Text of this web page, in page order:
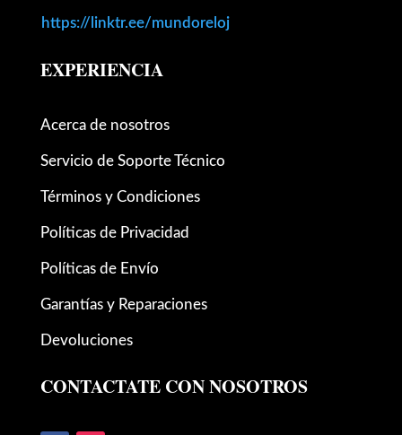
https://linktr.ee/mundoreloj
EXPERIENCIA
Acerca de nosotros
Servicio de Soporte Técnico
Términos y Condiciones
Políticas de Privacidad
Políticas de Envío
Garantías y Reparaciones
Devoluciones
CONTACTATE CON NOSOTROS